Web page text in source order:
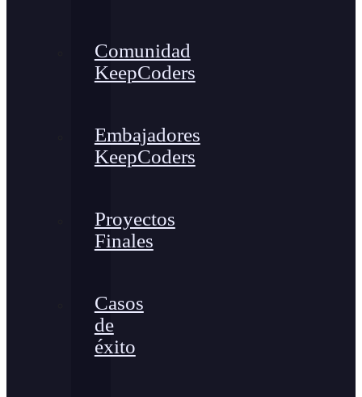
Comunidad
KeepCoders
Embajadores
KeepCoders
Proyectos
Finales
Casos
de
éxito